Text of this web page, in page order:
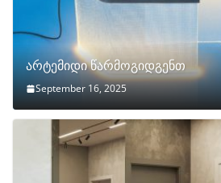
არტემიდი წარმოგიდგენთ
September 16, 2025